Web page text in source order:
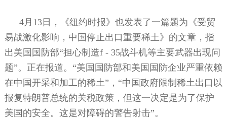
4 月 13日，《纽约时报》也发表了一篇题为《受贸
易战激化影响，中国停止出口重要稀土》的文章，指
出美国国防部“担心制造f - 35战斗机等主要武器出现问
题”。正在报道。“美国国防部和美国国防企业严重依赖
在中国开采和加工的稀土”，“中国政府限制稀土出口以
报复特朗普总统的关税政策，但这一决定是为了保护
美国的安全。这是对障碍的警告射击”。